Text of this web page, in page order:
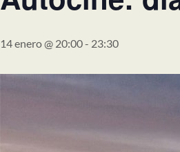
14 enero @ 20:00- 23:30